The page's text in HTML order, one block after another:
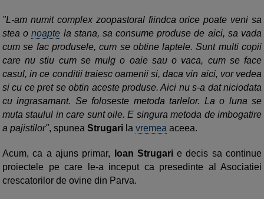
"L-am numit complex zoopastoral fiindca orice poate veni sa
stea onoapte la stana, sa consume produse de aici, sa vada
cum se fac produsele, cum se obtine laptele. Sunt multi copii
care nu stiu cum se mulg o oaie sau o vaca, cum se face
casul, in ce conditii traiesc oamenii si, daca vin aici, vor vedea
si cu ce pret se obtin aceste produse. Aici nu s-a dat niciodata
cu ingrasamant. Se foloseste metoda tarlelor. La o luna se
muta staulul in care sunt oile. E singura metoda de imbogatire
a pajistilor", spunea Strugari la vremea aceea.
Acum, ca a ajuns primar, Ioan Strugarie decis sa continue
proiectele pe care le-a inceput ca presedinte al Asociatiei
crescatorilor de ovine din Parva.